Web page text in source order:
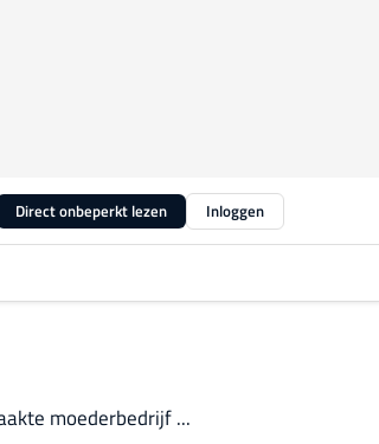
Direct onbeperkt lezen Inloggen
moederbedrijf ...